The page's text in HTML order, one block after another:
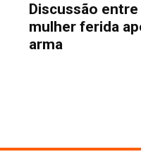
Discussão
mulher ferida
arma